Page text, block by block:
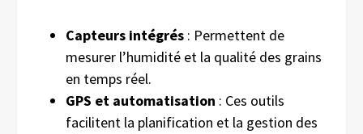
Capteurs intégrés : Permettent de
mesurer l’humidité et la qualité des grains
en temps réel.
GPS et automatisation : Ces outils
facilitent la planification et la gestion des